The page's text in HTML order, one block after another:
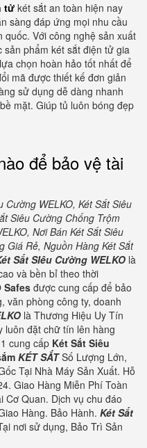
tử két sắt an toàn hiện nay
sàng đáp ứng mọi nhu cầu
Với công nghệ sản xuất
sản phẩm két sắt điện tử gia
chọn hoàn hảo tốt nhất để
mã được thiết kế đơn giản
sử dụng dễ dàng nhanh
mặt. Giúp tủ luôn bóng đẹp
để bảo vệ tài
Cường WELKO, Két Sắt Siêu
Siêu Cường Chống Trộm
Nơi Bán Két Sắt Siêu
Giá Rẻ, Nguồn Hàng Két Sắt
Sắt SIêu Cường WELKO là
và bền bỉ theo thời
Safes được cung cấp để bảo
văn phòng công ty, doanh
là Thương Hiệu Uy Tín
luôn đặt chữ tín lên hàng
cung cấp Két Sắt Siêu
KÉT SẮTSố Lượng Lớn,
Tại Nhà Máy Sản Xuất. Hỗ
Giao Hàng Miễn Phí Toàn
Cơ Quan. Dịch vụ chu đáo
Hàng. Bảo Hành. Két Sắt
nơi sử dụng, Bảo Trì Sản